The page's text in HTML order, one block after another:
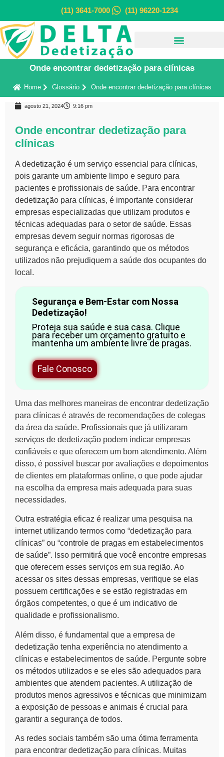
(11) 3641-7000 (11) 96220-1234
Onde encontrar dedetização para clínicas
Home Glossário Onde encontrar dedetização para clínicas
agosto 21, 2024 9:16 pm
Onde encontrar dedetização para
clínicas
A dedetização é um serviço essencial para clínicas,
pois garante um ambiente limpo e seguro para
pacientes e profissionais de saúde. Para encontrar
dedetização para clínicas, é importante considerar
empresas especializadas que utilizam produtos e
técnicas adequadas para o setor de saúde. Essas
empresas devem seguir normas rigorosas de
segurança e eficácia, garantindo que os métodos
utilizados não prejudiquem a saúde dos ocupantes do
local.
Segurança e Bem-Estar com Nossa
Dedetização!
Proteja sua saúde e sua casa. Clique
para receber um orçamento gratuito e
mantenha um ambiente livre de pragas.
Fale Conosco
Uma das melhores maneiras de encontrar dedetização
para clínicas é através de recomendações de colegas
da área da saúde. Profissionais que já utilizaram
serviços de dedetização podem indicar empresas
confiáveis e que oferecem um bom atendimento. Além
disso, é possível buscar por avaliações e depoimentos
de clientes em plataformas online, o que pode ajudar
na escolha da empresa mais adequada para suas
necessidades.
Outra estratégia eficaz é realizar uma pesquisa na
internet utilizando termos como “dedetização para
clínicas” ou “controle de pragas em estabelecimentos
de saúde”. Isso permitirá que você encontre empresas
que oferecem esses serviços em sua região. Ao
acessar os sites dessas empresas, verifique se elas
possuem certificações e se estão registradas em
órgãos competentes, o que é um indicativo de
qualidade e profissionalismo.
Além disso, é fundamental que a empresa de
dedetização tenha experiência no atendimento a
clínicas e estabelecimentos de saúde. Pergunte sobre
os métodos utilizados e se eles são adequados para
ambientes que atendem pacientes. A utilização de
produtos menos agressivos e técnicas que minimizam
a exposição de pessoas e animais é crucial para
garantir a segurança de todos.
As redes sociais também são uma ótima ferramenta
para encontrar dedetização para clínicas. Muitas